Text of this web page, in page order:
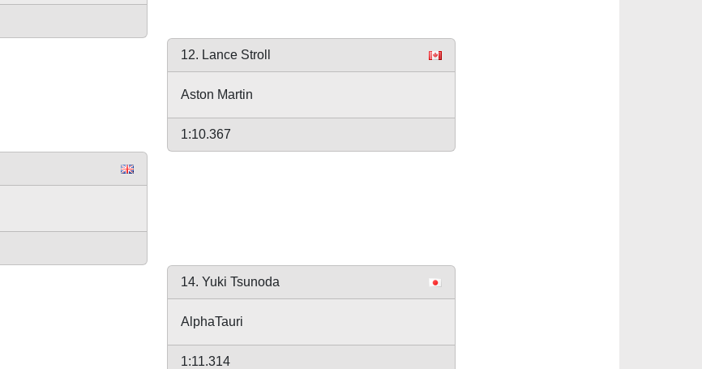
12. Lance Stroll
Aston Martin
1:10.367
14. Yuki Tsunoda
AlphaTauri
1:11.314